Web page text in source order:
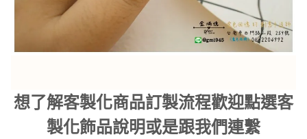
想了解客製化商品訂製流程歡迎點選客
製化飾品說明或是跟我們連繫